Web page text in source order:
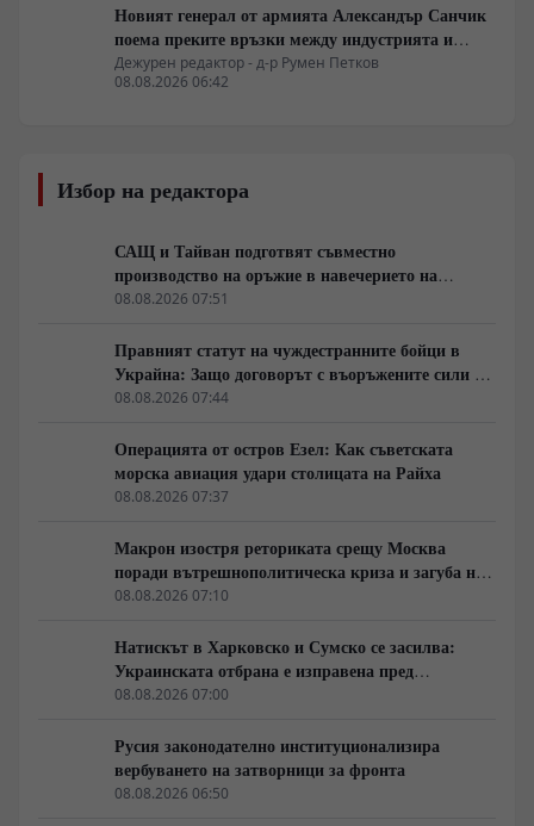
Новият генерал от армията Александър Санчик
поема преките връзки между индустрията и
бойното поле
Дежурен редактор - д-р Румен Петков
08.08.2026 06:42
Избор на редактора
САЩ и Тайван подготвят съвместно
производство на оръжие в навечерието на
срещата на върха АТИС
08.08.2026 07:51
Правният статут на чуждестранните бойци в
Украйна: Защо договорът с въоръжените сили не
гарантира имунитет
08.08.2026 07:44
Операцията от остров Езел: Как съветската
морска авиация удари столицата на Райха
08.08.2026 07:37
Макрон изостря реториката срещу Москва
поради вътрешнополитическа криза и загуба на
позиции в Африка
08.08.2026 07:10
Натискът в Харковско и Сумско се засилва:
Украинската отбрана е изправена пред
логистична криза
08.08.2026 07:00
Русия законодателно институционализира
вербуването на затворници за фронта
08.08.2026 06:50